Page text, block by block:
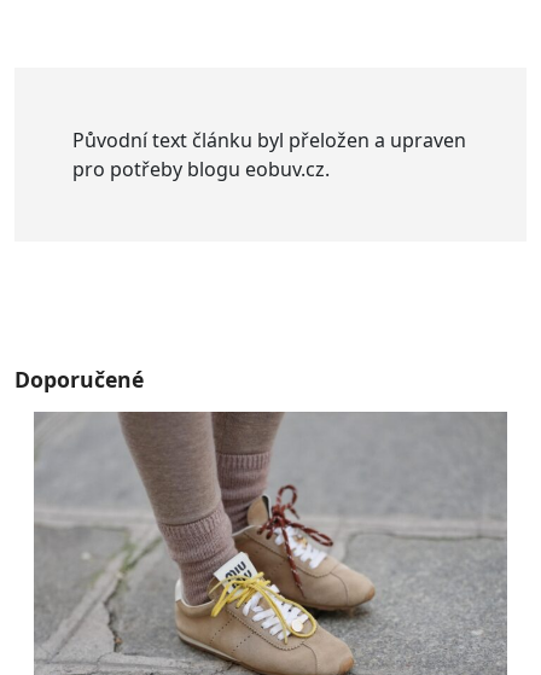
Původní text článku byl přeložen a upraven
pro potřeby blogu eobuv.cz.
Doporučené